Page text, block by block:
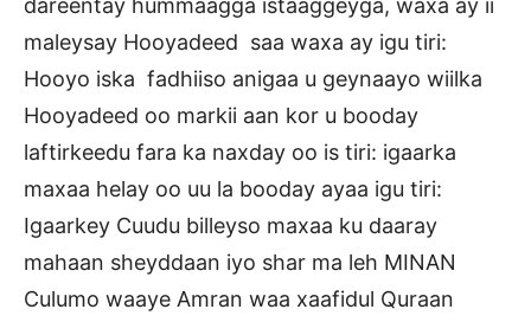
dareentay hummaagga istaaggeyga, waxa ay ii
maleysay Hooyadeed saa waxa ay igu tiri:
Hooyo iska fadhiiso anigaa u geynaayo wiilka
Hooyadeed oo markii aan kor u booday
laftirkeedu fara ka naxday oo is tiri: igaarka
maxaa helay oo uu la booday ayaa igu tiri:
Igaarkey Cuudu billeyso maxaa ku daaray
mahaan sheyddaan iyo shar ma leh MINAN
Culumo waaye Amran waa xaafidul Quraan